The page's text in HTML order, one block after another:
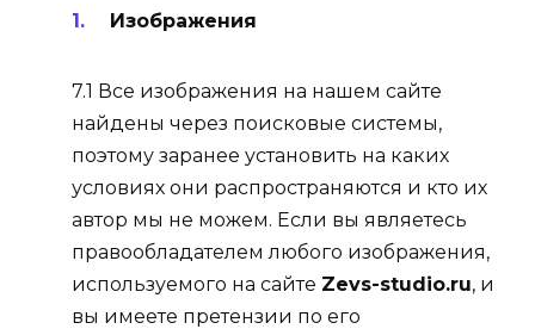
Изображения
7.1 Все изображения на нашем сайте
найдены через поисковые системы,
поэтому заранее установить на каких
условиях они распространяются и кто их
автор мы не можем. Если вы являетесь
правообладателем любого изображения,
используемого на сайте Zevs-studio.ru, и
вы имеете претензии по его